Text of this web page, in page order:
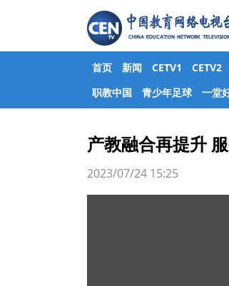
首页 新闻 CETV1 CETV2
职教中国
青少年足球 一堂
产教融合再提升
2023/07/24 15:25